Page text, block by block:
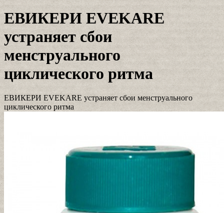
ЕВИКЕРИ EVEKARE
устраняет сбои
менструального
циклического ритма
ЕВИКЕРИ EVEKARE устраняет сбои менструального
циклического ритма